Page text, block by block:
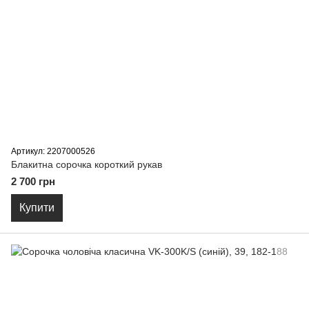
Артикул: 2207000526
Блакитна сорочка короткий рукав
2 700 грн
Купити